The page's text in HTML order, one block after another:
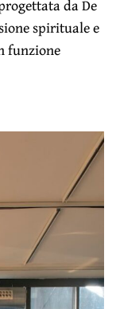
da De
spirituale e
funzione